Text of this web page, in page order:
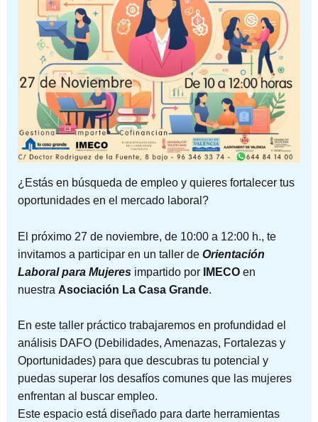
¿Estás en búsqueda de empleo y quieres fortalecer tus
oportunidades en el mercado laboral?
El próximo 27 de noviembre, de 10:00 a 12:00 h., te
invitamos a participar en un taller de Orientación
Laboral para Mujeres impartido porIMECO en
nuestra Asociación La Casa Grande.
En este taller práctico trabajaremos en profundidad el
análisis DAFO (Debilidades, Amenazas, Fortalezas y
Oportunidades) para que descubras tu potencial y
puedas superar los desafíos comunes que las mujeres
enfrentan al buscar empleo.
Este espacio está diseñado para darte herramientas